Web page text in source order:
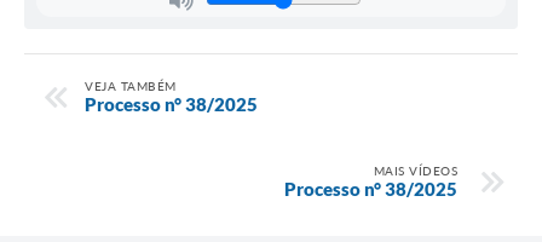
VEJA TAMBÉM
Processo n° 38/2025
MAIS VÍDEOS
Processo n° 38/2025